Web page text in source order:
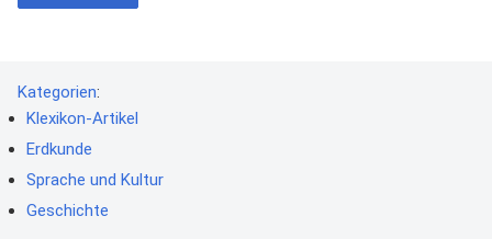
Kategorien:
Klexikon-Artikel
Erdkunde
Sprache und Kultur
Geschichte